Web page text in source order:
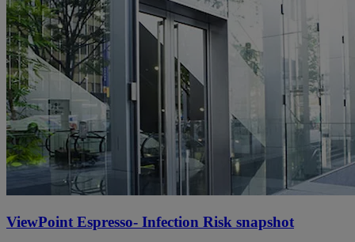
ViewPoint Espresso- Infection Risk snapshot